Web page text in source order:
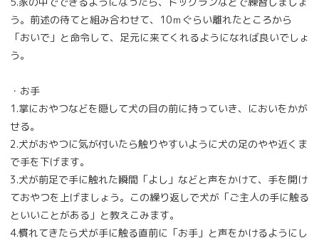
う。前述の待てと組み合わせて、10ｍぐらい離れたところから
「おいで」と命令して、足元に来てくれるようになれば良いでしょ
う。
・お手
1.掌におやつなどを隠して犬の目の前に持っていき、においをかが
せる。
2.犬がおやつに気が付いたら触りやすいように犬の足のやや近くま
で手を下げます。
3.犬が前足で手に触れた瞬間「よし」などと声をかけて、手を開け
ておやつを上げましょう。この繰り返しで犬が「ご主人の手に触る
といいことがある」と教えこみます。
4.慣れてきたら犬が手に触る直前に「お手」と声をかけるようにし